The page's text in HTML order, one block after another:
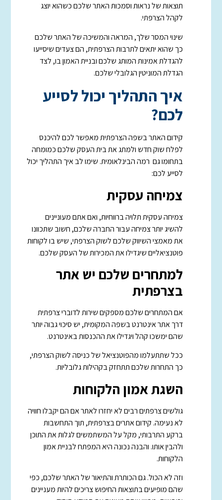
תוצאות של נראות וסמכות האתר שלכם כשהוא יוצג
לקהל הצרפתי.
שינוי המסר שלך, המראה והמשיכה של האתר שלכם
כך שהוא יתאים לתרבות הצרפתית, הם צעדים שיסייעו
להגדלת אמינות המותג שלכם ובניית האמון בו, לצד
הגדלת המוניטין הגלובלי שלכם.
איך התהליך יכול לסייע
לכם?
קידום האתר בשפה הצרפתית מאפשר לכם להיכנס
לפלח שוק חדש ולמתג את בית העסק שלכם כמומחה
בתחומו גם רמה הבינלאומית. שימו לב איך התהליך יכול
לסייע לכם:
צמיחה עסקית
צמיחה עסקית תלויה ברווחיות, ואם אתם מעוניינים
להשיג יותר צמיחה עבור החברה שלכם, חשוב שתכוונו
את מאמצי השיווק שלכם לשוק הצרפתי, שיש בו לקוחות
פוטנציאליים שיגדילו את המכירות של העסק שלכם.
למתחרים שלכם יש אתר
בצרפתית
אם המתחרים שלכם מספקים שירות לדוברי צרפתית
דרך אתר אינטרנט בשפה המקומית, יש סיכוי גבוה יותר
שהם ימשכו קהל ויגדילו את ההכנסות באינטרנט.
ככל שתתעלמו מהפוטנציאל של כניסה לשוק הצרפתי,
כך התחרות שלכם תתחזק בקהילות גלובליות.
השגת אמון הלקוחות
גולשים צרפתים רבים לא יחזרו לאתר אם הם יקבלו חוויה
לא נעימה. קידום אתרים בצרפתית, תוך התחשבות
ברקע התרבותי, מקל על המשתמשים לגלות את התוכן
ולהבין אותו. והבנה נכונה היא המפתח לבניית אמון
הלקוחות.
וזה לא הכול. גם הכותרת והתיאור של האתר שלכם, כפי
שהם מופיעים בתוצאות החיפוש צריכים להיות מעניינים